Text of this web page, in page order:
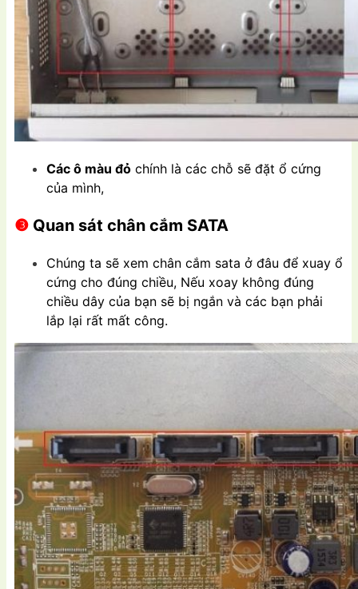
Các ô màu đỏ chính là các chỗ sẽ đặt ổ cứng
của mình,
❸ Quan sát chân cắm SATA
Chúng ta sẽ xem chân cắm sata ở đâu để xuay ổ
cứng cho đúng chiều, Nếu xoay không đúng
chiều dây của bạn sẽ bị ngắn và các bạn phải
lắp lại rất mất công.